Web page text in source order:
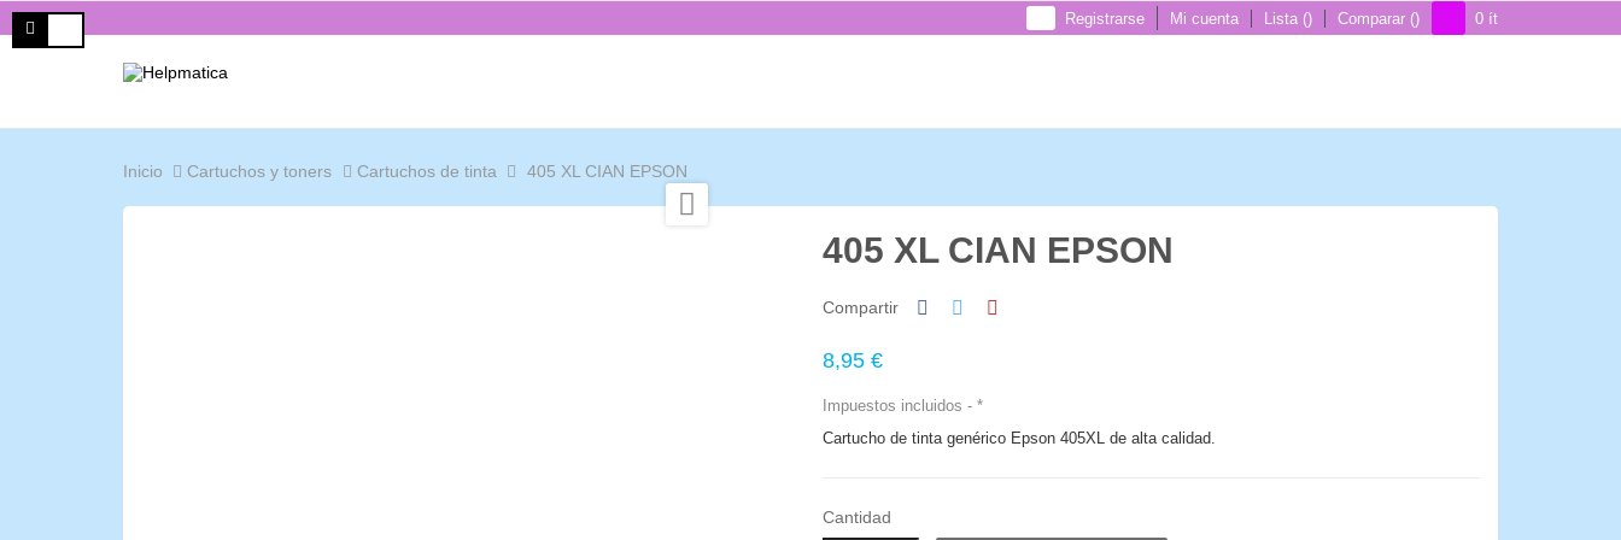
Registrarse Mi cuenta Lista Comparar 0 ít
Inicio Cartuchos y toners Cartuchos de tinta 405 XL CIAN EPSON

405 XL CIAN EPSON
Compartir
8,95 €
Impuestos incluidos
*
Cartucho de tinta genérico Epson 405XL de alta calidad.
Cantidad